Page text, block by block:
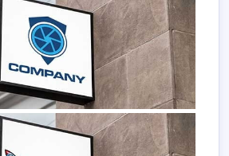
فایل لایه باز لوگو ماشین
50,000 تومان